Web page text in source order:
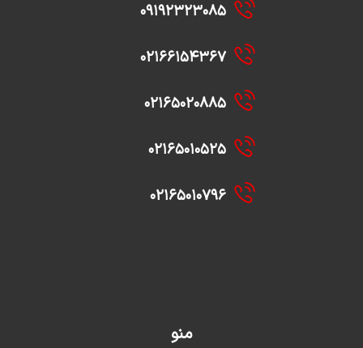
۰۹۱۹۲۳۲۳۰۸۵
۰۲۱۶۶۱۵۴۳۶۷
۰۲۱۶۵۰۲۰۸۸۵
۰۲۱۶۵۰۱۰۵۲۵
۰۲۱۶۵۰۱۰۷۹۶
منو